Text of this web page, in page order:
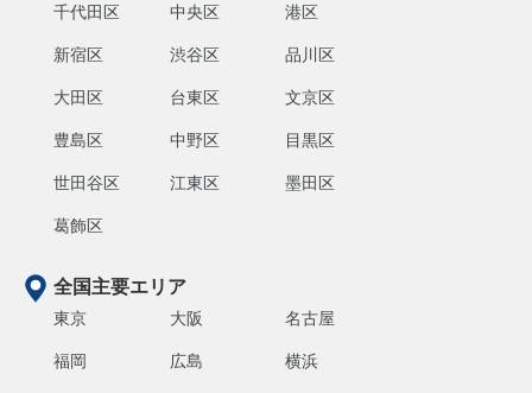
千代田区 中央区 港区
新宿区 渋谷区 品川区
大田区 台東区 文京区
豊島区 中野区 目黒区
世田谷区 江東区 墨田区
葛飾区
全国主要エリア
東京 大阪 名古屋
福岡 広島 横浜